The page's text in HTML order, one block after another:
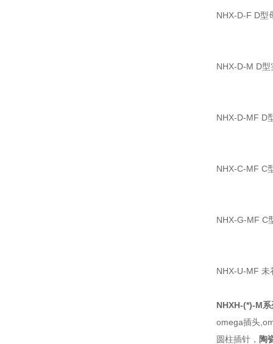
NHX-D-F D型
NHX-D-M D
NHX-D-MF D
NHX-C-MF C
NHX-G-MF C
NHX-U-MF 未
NHXH-(*)-M
omega插头
圆柱插针， 陶